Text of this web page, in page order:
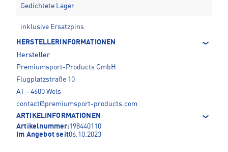
Gedichtete Lager
inklusive Ersatzpins
HERSTELLERINFORMATIONEN
Hersteller
Premiumsport-Products GmbH
Flugplatzstraße 10
AT - 4600 Wels
contact@premiumsport-products.com
ARTIKELINFORMATIONEN
Artikelnummer:198440110
Im Angebot seit06.10.2023